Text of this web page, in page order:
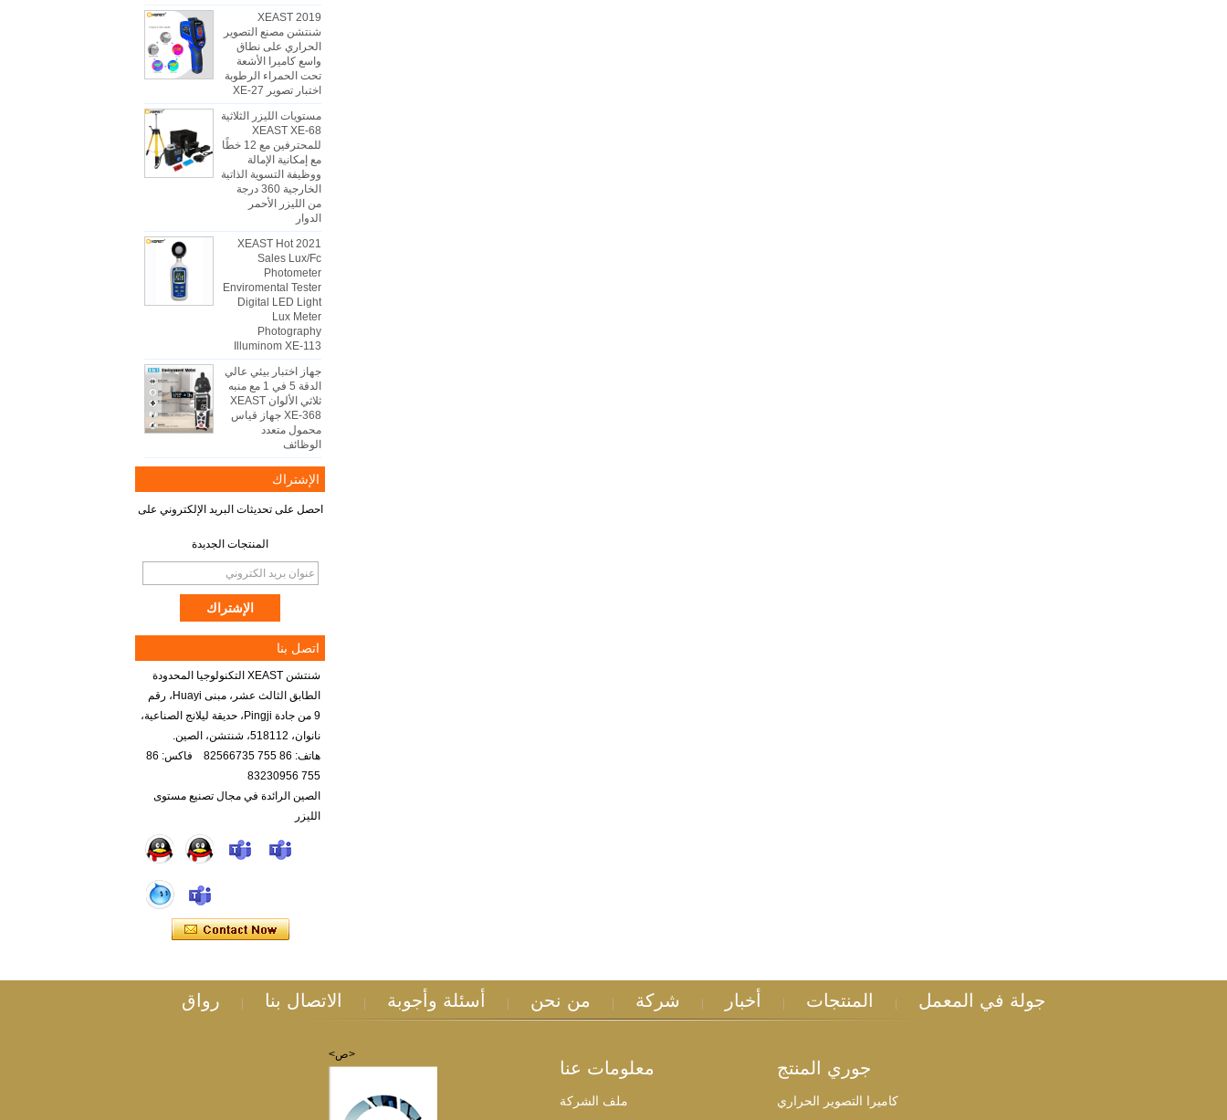
2019 XEAST
شنتشن مصنع التصوير
الحراري على نطاق
واسع كاميرا الأشعة
تحت الحمراء الرطوبة
اختبار تصوير XE-27
مستويات الليزر الثلاثية
XEAST XE-68
للمحترفين مع 12 خطًا
مع إمكانية الإمالة
ووظيفة التسوية الذاتية
الخارجية 360 درجة
من الليزر الأحمر
الدوار
2021 XEAST Hot
Sales Lux/Fc
Photometer
Enviromental Tester
Digital LED Light
Lux Meter
Photography
Illuminom XE-113
جهاز اختبار بيئي عالي
الدقة 5 في 1 مع منبه
ثلاثي الألوان XEAST
XE-368 جهاز قياس
محمول متعدد
الوظائف
الإشتراك
احصل على تحديثات البريد الإلكتروني على
المنتجات الجديدة
اتصل بنا
شنتشن XEAST التكنولوجيا المحدودة
الطابق الثالث عشر، مبنى Huayi، رقم
9 من جادة Pingji، حديقة ليلانج الصناعية،
نانوان، 518112، شنتشن، الصين.
هاتف: 86 755 82566735 فاكس: 86
755 83230956
الصين الرائدة في مجال تصنيع مستوى
الليزر
جولة في المعمل المنتجات أخبار شركة من نحن أسئلة وأجوبة الاتصال بنا رواق
جوري المنتج
كاميرا التصوير الحراري
معلومات عنا
ملف الشركة
<ص>